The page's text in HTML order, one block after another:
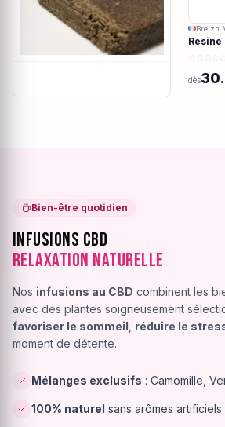
Breizh
dès
Bien-être quotidien
Infusions CBD
Relaxation Naturelle
Nos infusions au CBD combinent les
avec des plantes soigneusement
favoriser le sommeil réduire le
moment de détente.
Mélanges exclusifs : Camomille,
100% naturel sans arômes artificiels